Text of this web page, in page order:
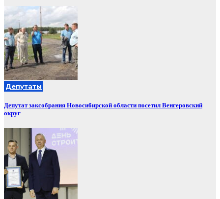
Депутаты
Депутат заксобрания Новосибирской области посетил Венгеровский
округ